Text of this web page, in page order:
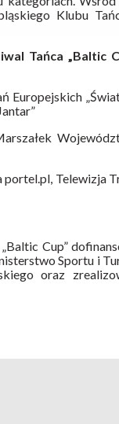
Klubu
Tańca „Baltic
Europejskich
Telewizja
Cup”
Sportu i
oraz